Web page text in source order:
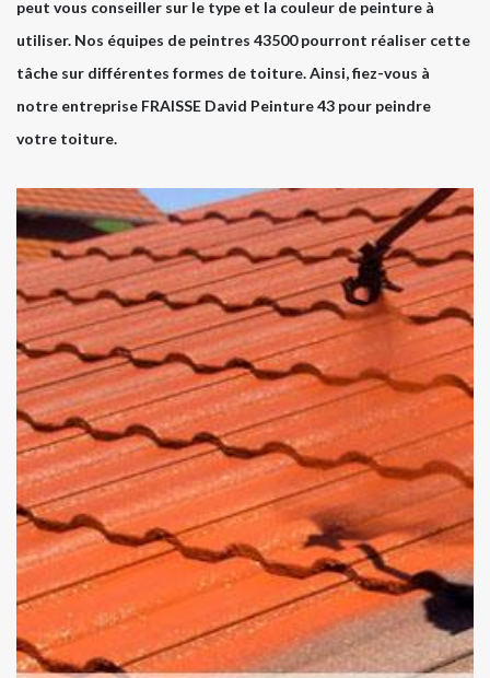
peut vous conseiller sur le type et la couleur de peinture à
utiliser. Nos équipes de peintres 43500 pourront réaliser cette
tâche sur différentes formes de toiture. Ainsi, fiez-vous à
notre entreprise FRAISSE David Peinture 43 pour peindre
votre toiture.